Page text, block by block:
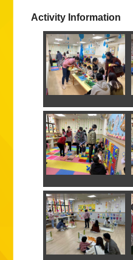
Activity Information